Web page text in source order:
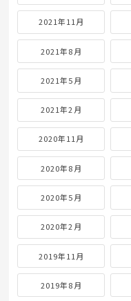
2021年11月
2021年8月
2021年5月
2021年2月
2020年11月
2020年8月
2020年5月
2020年2月
2019年11月
2019年8月